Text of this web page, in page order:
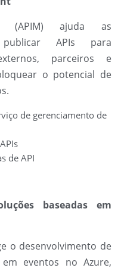
(APIM) ajuda as
APIs para
parceiros e
o potencial de
de gerenciamento de
de API
baseadas em
o desenvolvimento de
em eventos no Azure,